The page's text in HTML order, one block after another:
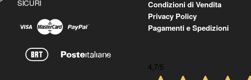
SICURI
Condizioni di Vendita
Privacy Policy
Pagamenti e Spedizioni
4,7/5